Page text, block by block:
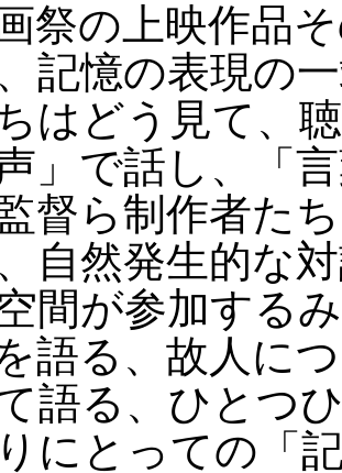
祭の上映作品
記憶の表現の
はどう見て、
」で話し、「
督ら制作者た
自然発生的な
間が参加する
語る、故人に
語る、ひとつ
にとっての「